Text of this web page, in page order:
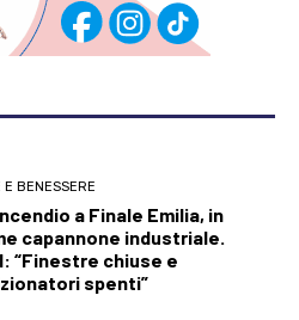
E BENESSERE
a Finale Emilia, in
capannone industriale.
“Finestre chiuse e
spenti”